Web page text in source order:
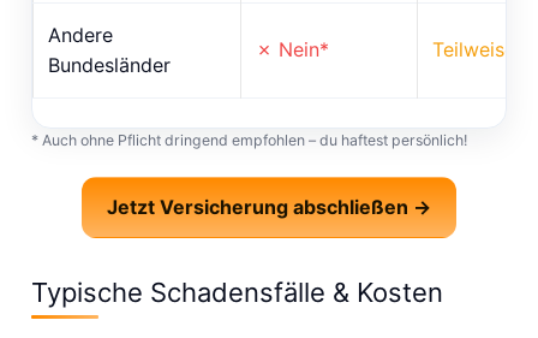
Andere
Bundesländer
✗ Nein* Teilweise
* Auch ohne Pflicht dringend empfohlen – du haftest persönlich!
Jetzt Versicherung abschließen →
Typische Schadensfälle & Kosten